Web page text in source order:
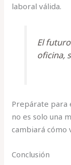
laboral válida.
El
oficina,
Prepárate para
no es solo una
cambiará cómo
Conclusión